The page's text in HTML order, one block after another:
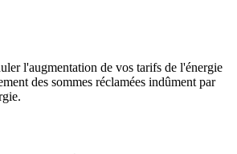
l'augmentation de vos tarifs de l'énergie
des sommes réclamées indûment par